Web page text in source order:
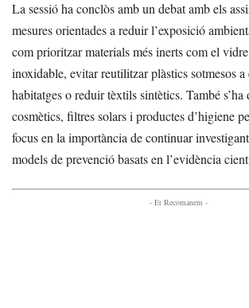
La sessió ha conclòs amb un debat amb els
mesures orientades a reduir l’exposició
com prioritzar materials més inerts com el
inoxidable, evitar reutilitzar plàstics sotmesos
habitatges o reduir tèxtils sintètics. També s’ha
cosmètics, filtres solars i productes d’higiene
focus en la importància de continuar
models de prevenció basats en l’evidència
- Et Recomanem -